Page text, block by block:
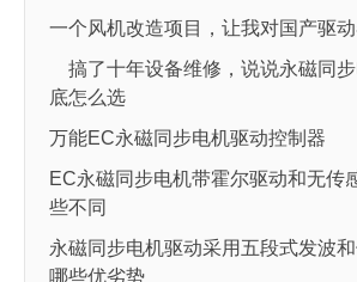
一个风机改造项目，让我对国产驱
搞了十年设备维修，说说永磁同步
底怎么选
万能EC永磁同步电机驱动控制器
EC永磁同步电机带霍尔驱动和无传
些不同
永磁同步电机驱动采用五段式发波
哪些优劣势